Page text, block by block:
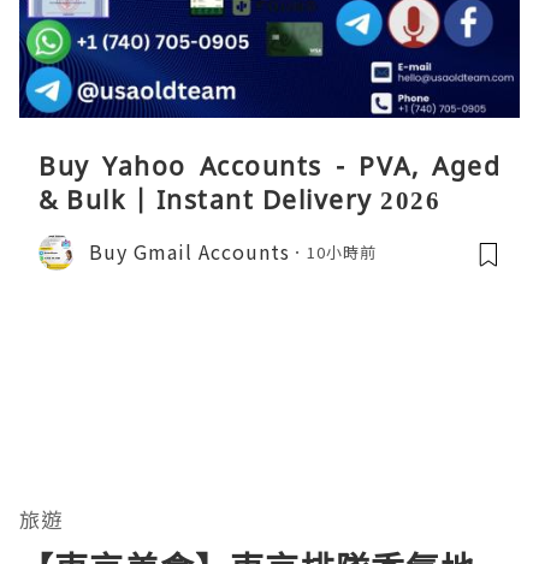
Buy Yahoo Accounts - PVA, Aged
& Bulk | Instant Delivery 2026
Buy Gmail Accounts 10小時前
旅遊